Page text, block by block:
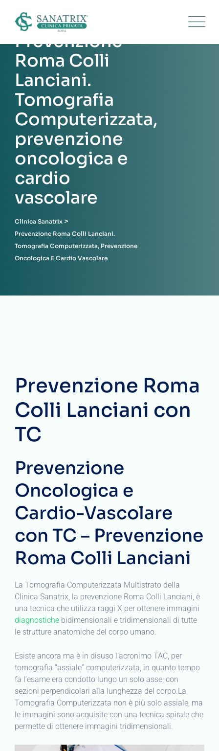
content
Prevenzione
Roma Colli
Lanciani.
Tomografia
Computerizzata,
prevenzione
oncologica e
cardio
vascolare
Clinica Sanatrix >
Prevenzione Roma Colli Lanciani.
Tomografia Computerizzata, Prevenzione
Oncologica E Cardio Vascolare
Prevenzione Roma
Colli Lanciani con
TC
Prevenzione
Oncologica e
Cardio-Vascolare
con TC – Prevenzione
Roma Colli Lanciani
La Tomografia Computerizzata Multistrato della
Clinica Sanatrix, la prevenzione Roma Colli Lanciani, è
una tecnica che utilizza raggi X per ottenere immagini
diagnostiche bidimensionali e tridimensionali di tutte
le strutture anatomiche del corpo umano.
Esiste ancora ma è in disuso l’acronimo TAC, per
tomografia “assiale” computerizzata, in quanto tempo
fa l’esame era condotto lungo un solo asse, con
sezioni perpendicolari alla lunghezza del corpo.La
Tomografia Computerizzata non è più solo assiale, ma
le immagini sono acquisite con una tecnica spirale che
permette di ottenere immagini tridimensionali.